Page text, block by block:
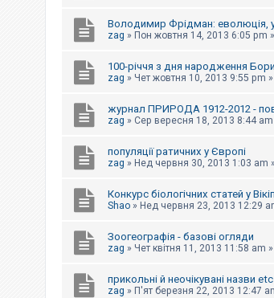
Володимир Фрідман: еволюція,
zag » Пон жовтня 14, 2013 6:05 pm
100-річчя з дня народження
zag » Чет жовтня 10, 2013 9:55 pm
журнал ПРИРОДА 1912-2012 -
zag » Сер вересня 18, 2013 8:44 am
популяції ратичних у Європі
zag » Нед червня 30, 2013 1:03 am
Конкурс біологічних статей у
Shao » Нед червня 23, 2013 12:29
Зоогеографія - базові огляди
zag » Чет квітня 11, 2013 11:58 am
прикольні й неочікувані назви etc
zag » П'ят березня 22, 2013 12:47